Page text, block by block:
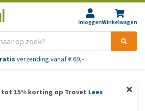
InloggenWinkelwagen
verzending vanaf € 69,-
tot 15% korting op Trovet Lees